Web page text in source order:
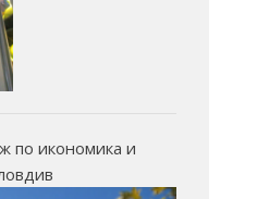
по икономика и